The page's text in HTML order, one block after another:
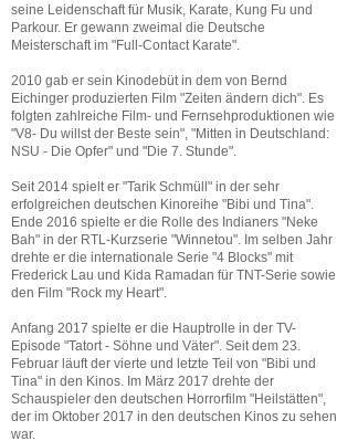
seine Leidenschaft für Musik, Karate, Kung Fu und
Parkour. Er gewann zweimal die Deutsche
Meisterschaft im "Full-Contact Karate".
2010 gab er sein Kinodebüt in dem von Bernd
Eichinger produzierten Film "Zeiten ändern dich". Es
folgten zahlreiche Film- und Fernsehproduktionen wie
"V8- Du willst der Beste sein", "Mitten in Deutschland:
NSU - Die Opfer" und "Die 7. Stunde".
Seit 2014 spielt er "Tarik Schmüll" in der sehr
erfolgreichen deutschen Kinoreihe "Bibi und Tina".
Ende 2016 spielte er die Rolle des Indianers "Neke
Bah" in der RTL-Kurzserie "Winnetou". Im selben Jahr
drehte er die internationale Serie "4 Blocks" mit
Frederick Lau und Kida Ramadan für TNT-Serie sowie
den Film "Rock my Heart".
Anfang 2017 spielte er die Hauptrolle in der TV-
Episode "Tatort - Söhne und Väter". Seit dem 23.
Februar läuft der vierte und letzte Teil von "Bibi und
Tina" in den Kinos. Im März 2017 drehte der
Schauspieler den deutschen Horrorfilm "Heilstätten",
der im Oktober 2017 in den deutschen Kinos zu sehen
war.